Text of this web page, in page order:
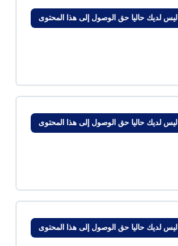
ليس لديك حاليا حق الوصول إلى هذا المحتوى
ليس لديك حاليا حق الوصول إلى هذا المحتوى
ليس لديك حاليا حق الوصول إلى هذا المحتوى